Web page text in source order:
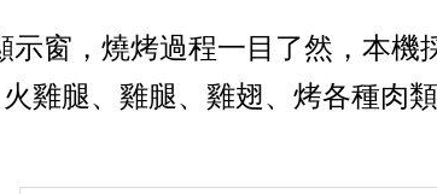
示窗，燒烤過程一目了然，本
雞腿、雞腿、雞翅、烤各種肉